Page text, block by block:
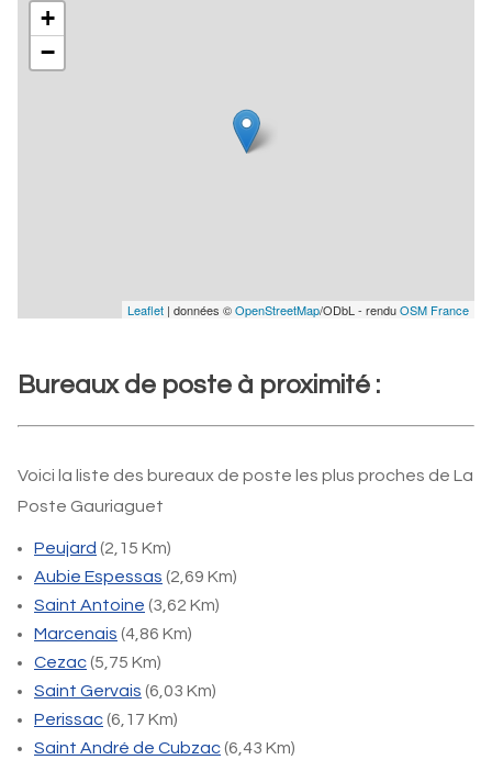
+
−
Leaflet | données ©OpenStreetMap/ODbL - renduOSM France
Bureaux de poste à proximité :
Voici la liste des bureaux de poste les plus proches de La
Poste Gauriaguet
Peujard (2,15 Km)
Aubie Espessas (2,69 Km)
Saint Antoine (3,62 Km)
Marcenais (4,86 Km)
Cezac(5,75 Km)
Saint Gervais (6,03 Km)
Perissac(6,17 Km)
Saint André de Cubzac(6,43 Km)